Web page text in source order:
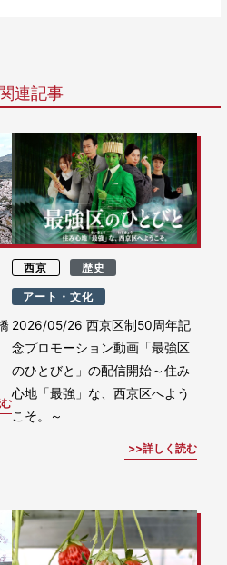
連記事
西京 歴史
アート・文化
2026/05/26 西京区制50周年記
念プロモーション動画「最強区
のひとびと」の配信開始～住み
心地「最強」な、西京区へよう
こそ。～
詳しく読む